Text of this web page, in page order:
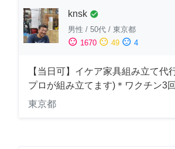
knsk check_circle
男性 / 50代 / 東京都
sentiment_satisfied 1670 sentiment_neutral 49 sentiment_dissatisfied 4
【当日可】イケア家具組み立て代
プロが組み立てます)＊ワクチン3
東京都